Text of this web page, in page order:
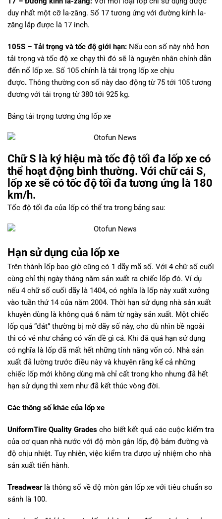
duy nhất một cỡ la-zăng. Số 17 tương ứng với đường kính la-
zăng lắp được là 17 inch.
105S – Tải trọng và tốc độ giới hạn: Nếu con số này nhỏ hơn
tải trọng và tốc độ xe chạy thì đó sẽ là nguyên nhân chính dẫn
đến nổ lốp xe. Số 105 chính là tải trọng lốp xe chịu
được. Thông thường con số này dao động từ 75 tới 105 tương
đương với tải trọng từ 380 tới 925 kg.
Bảng tải trọng tương ứng lốp xe
Chữ S là ký hiệu mà tốc độ tối đa lốp xe có
thể hoạt động bình thường. Với chữ cái S,
lốp xe sẽ có tốc độ tối đa tương ứng là 180
km/h.
Tốc độ tối đa của lốp có thể tra trong bảng sau:
Hạn sử dụng của lốp xe
Trên thành lốp bao giờ cũng có 1 dãy mã số. Với 4 chữ số cuối
cùng chỉ thị ngày tháng năm sản xuất ra chiếc lốp đó. Ví dụ
nếu 4 chữ số cuối dãy là 1404, có nghĩa là lốp này xuất xưởng
vào tuần thứ 14 của năm 2004. Thời hạn sử dụng nhà sản xuất
khuyên dùng là không quá 6 năm từ ngày sản xuất. Một chiếc
lốp quá “đát” thường bị mờ dãy số này, cho dù nhìn bề ngoài
thì có vẻ như chẳng có vấn đề gì cả. Khi đã quá hạn sử dụng
có nghĩa là lốp đã mất hết những tính năng vốn có. Nhà sản
xuất đã lường trước điều này và khuyên rằng kể cả những
chiếc lốp mới không dùng mà chỉ cất trong kho nhưng đã hết
hạn sử dụng thì xem như đã kết thúc vòng đời.
Các thông số khác của lốp xe
UniformTire Quality Grades cho biết kết quả các cuộc kiểm tra
của cơ quan nhà nước với độ mòn gân lốp, độ bám đường và
độ chịu nhiệt. Tuy nhiên, việc kiểm tra được uỷ nhiệm cho nhà
sản xuất tiến hành.
Treadwearlà thông số về độ mòn gân lốp xe với tiêu chuẩn so
sánh là 100.